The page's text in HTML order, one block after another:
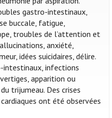
gastro-intestinaux,
buccale, fatigue,
troubles de l’attention et
anxiété,
idées suicidaires, délire.
intestinaux, infections
apparition ou
trijumeau. Des crises
ont été observées